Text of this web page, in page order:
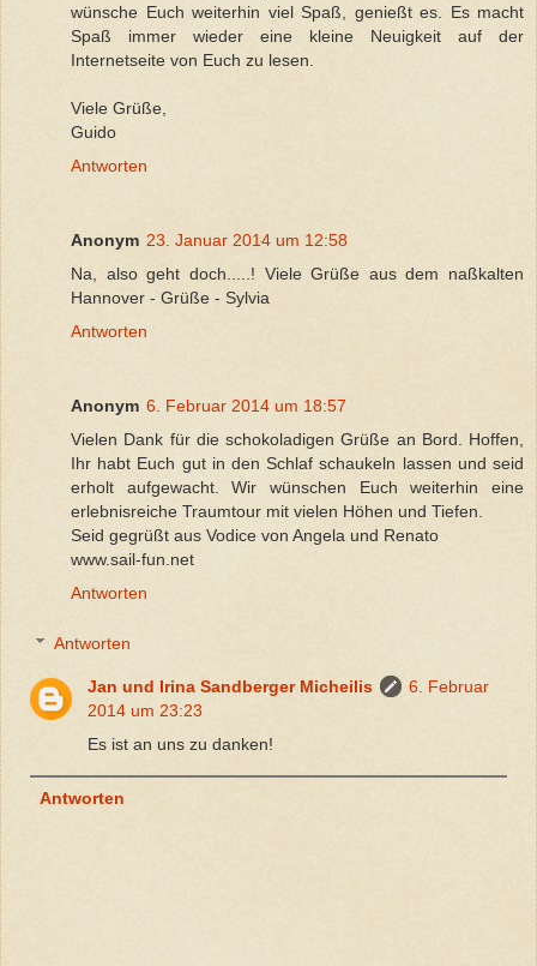
wünsche Euch weiterhin viel Spaß, genießt es. Es macht
Spaß immer wieder eine kleine Neuigkeit auf der
Internetseite von Euch zu lesen.
Viele Grüße,
Guido
Antworten
Anonym 23. Januar 2014 um 12:58
Na, also geht doch.....! Viele Grüße aus dem naßkalten
Hannover - Grüße - Sylvia
Antworten
Anonym 6. Februar 2014 um 18:57
Vielen Dank für die schokoladigen Grüße an Bord. Hoffen,
Ihr habt Euch gut in den Schlaf schaukeln lassen und seid
erholt aufgewacht. Wir wünschen Euch weiterhin eine
erlebnisreiche Traumtour mit vielen Höhen und Tiefen.
Seid gegrüßt aus Vodice von Angela und Renato
www.sail-fun.net
Antworten
Antworten
Jan und Irina Sandberger Micheilis
6. Februar
2014 um 23:23
Es ist an uns zu danken!
Antworten